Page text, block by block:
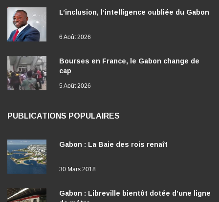
L’inclusion, l’intelligence oubliée du Gabon
6 Août 2026
Bourses en France, le Gabon change de
cap
5 Août 2026
PUBLICATIONS POPULAIRES
Gabon : La Baie des rois renaît
30 Mars 2018
Gabon : Libreville bientôt dotée d’une ligne